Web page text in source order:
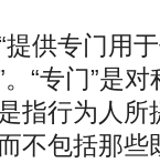
供专门用
“专门”是
指行为人所
不包括那些